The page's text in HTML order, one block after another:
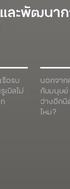
รือรบ
เบิลไม่
นอกจาก
กับมนุษย์
ว่างอีกนิ
ไหม?
ละพัฒนาก